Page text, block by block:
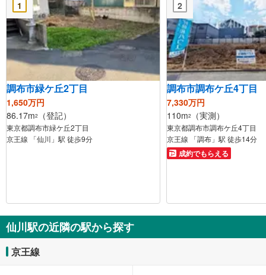
1
調布市緑ケ丘2丁目
1,650万円
86.17m2 （登記）
東京都調布市緑ケ丘2丁目
京王線 「仙川」駅 徒歩9分
2
調布市調布ケ丘4丁目
7,330万円
110m2 （実測）
東京都調布市調布ケ丘4丁目
京王線 「調布」駅 徒歩14分
成約でもらえる
仙川駅の近隣の駅から探す
京王線